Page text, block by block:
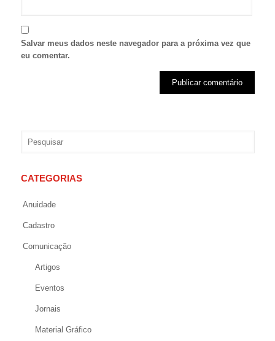
Salvar meus dados neste navegador para a próxima vez que
eu comentar.
CATEGORIAS
Anuidade
Cadastro
Comunicação
Artigos
Eventos
Jornais
Material Gráfico